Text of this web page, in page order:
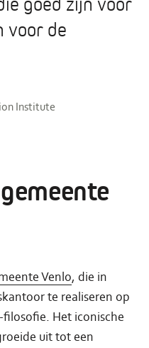
voor de
Institute
Venlo, die in
te realiseren op
filosofie. Het iconische
uit tot een